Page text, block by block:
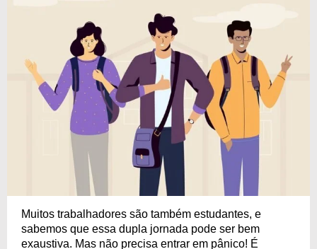
Muitos trabalhadores são também estudantes, e
sabemos que essa dupla jornada pode ser bem
exaustiva. Mas não precisa entrar em pânico! É